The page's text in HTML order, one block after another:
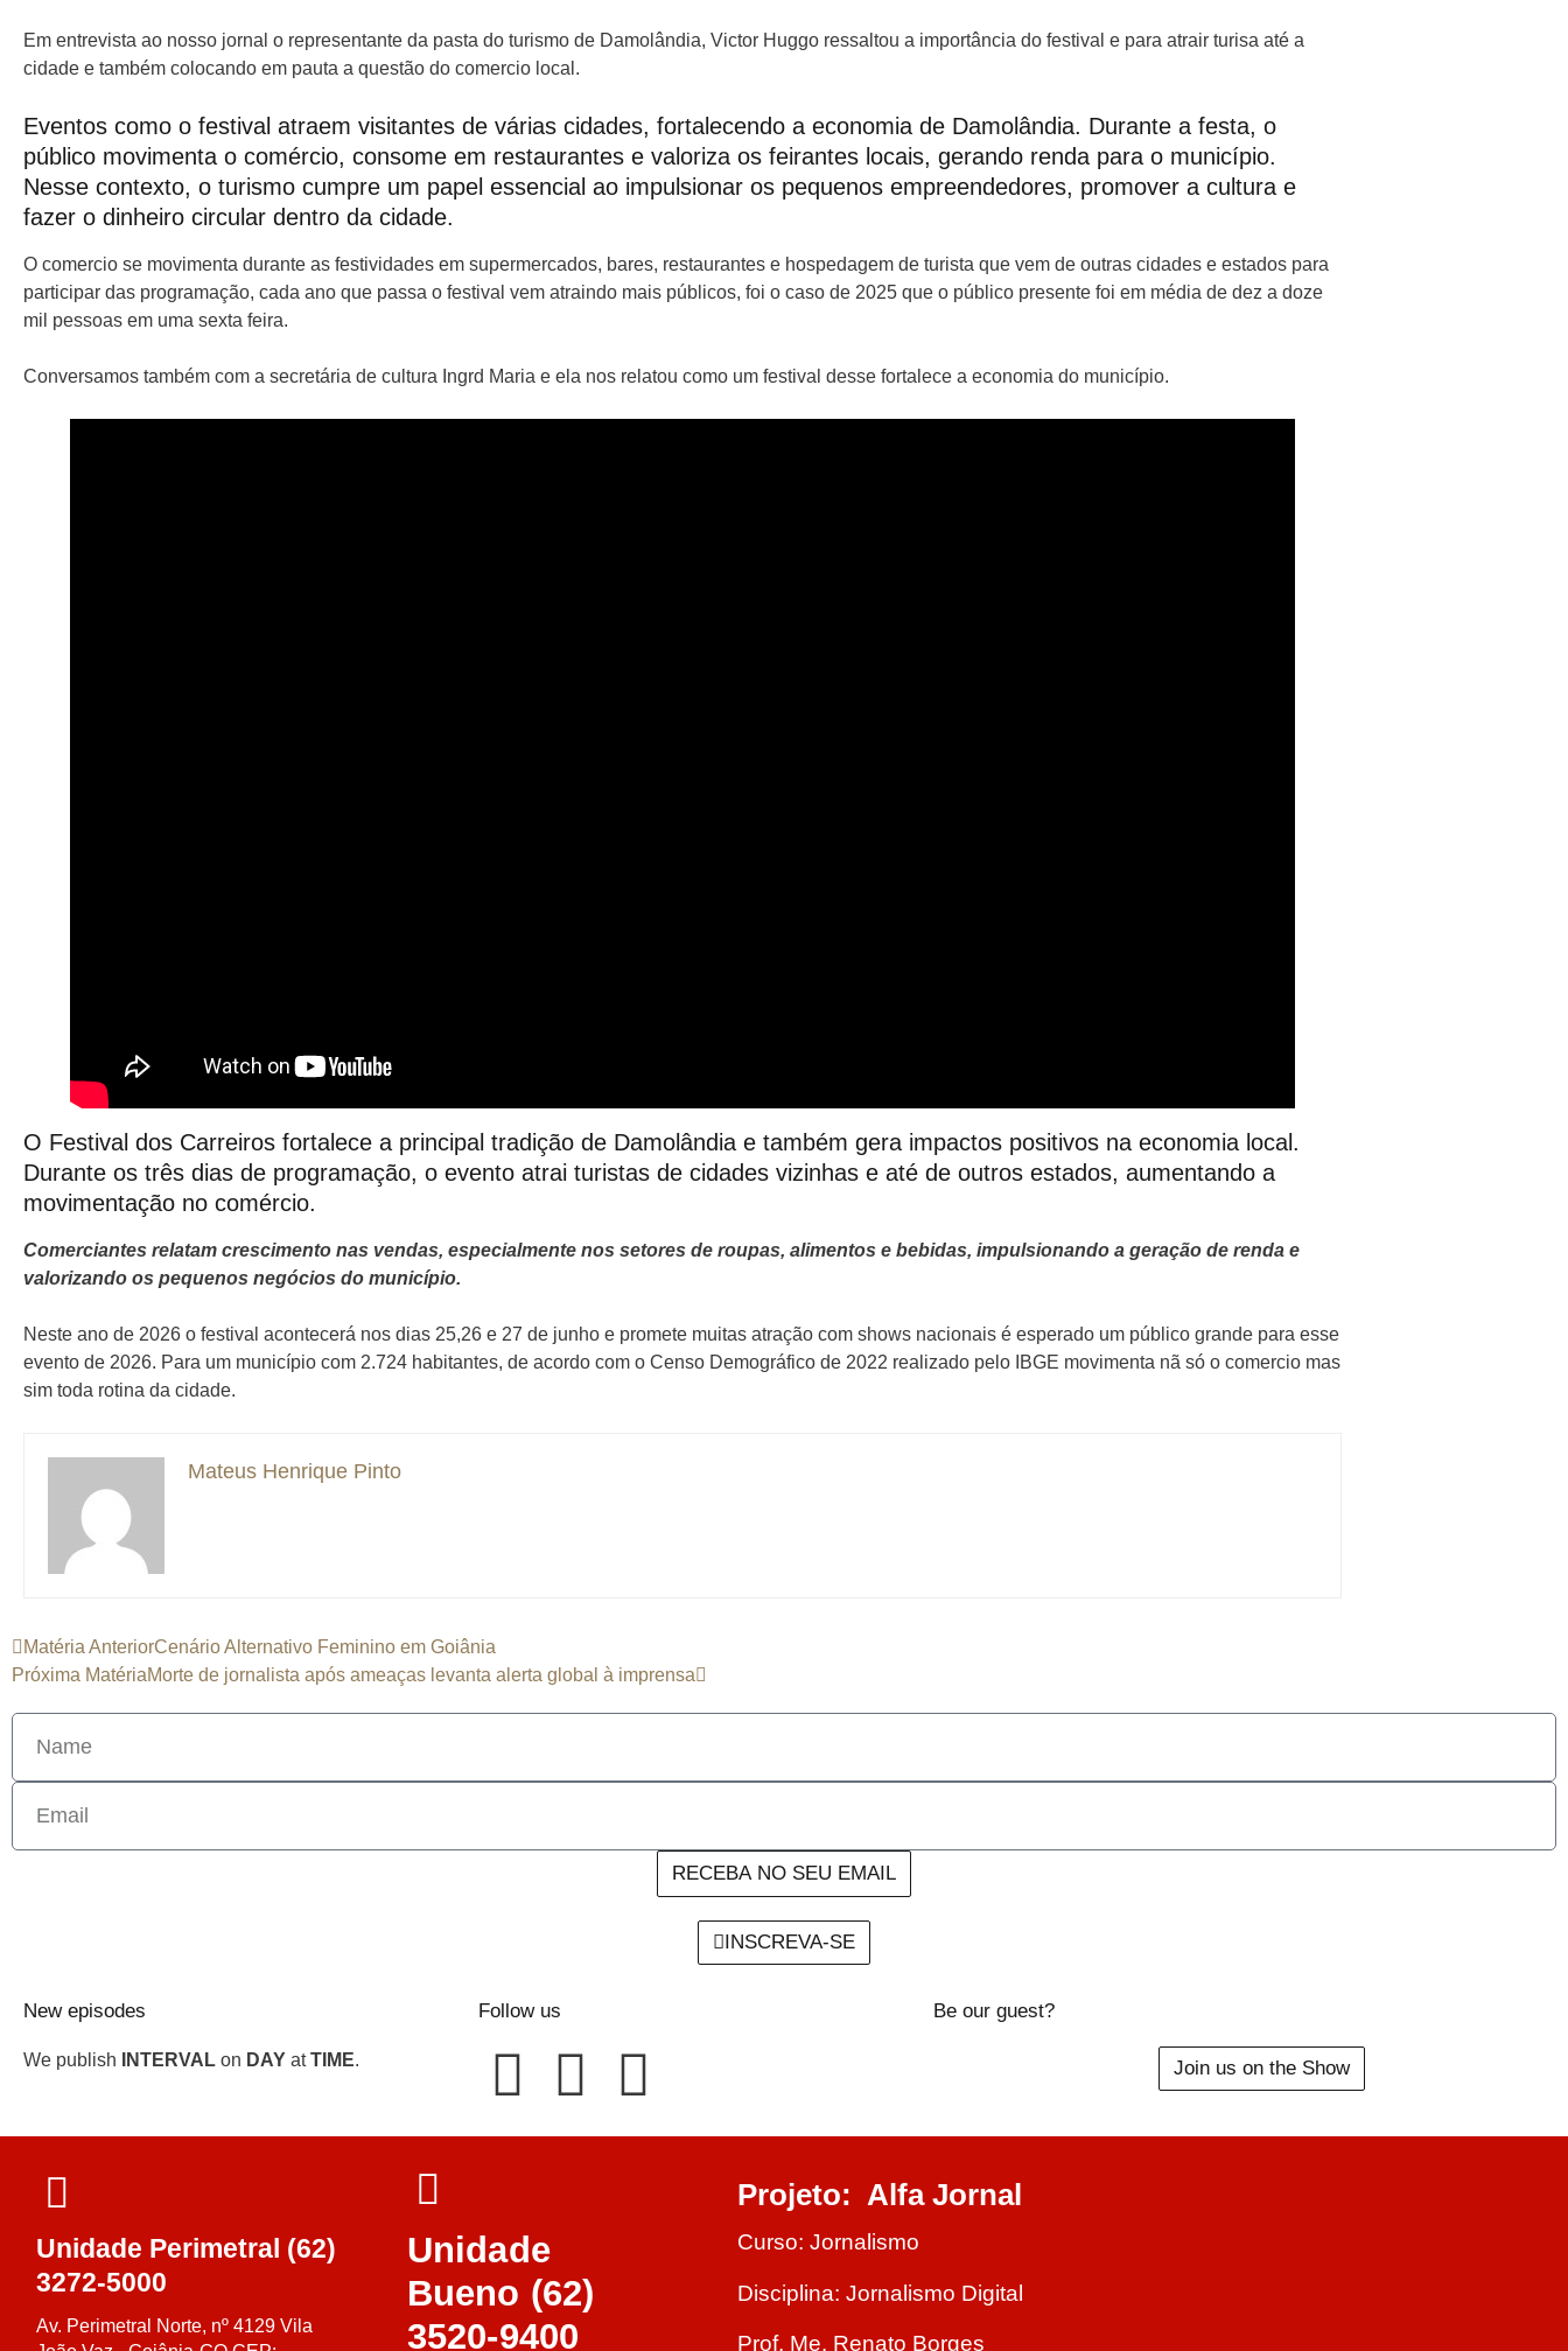
Em entrevista ao nosso jornal o representante da pasta do turismo de Damolândia, Victor Huggo ressaltou a importância do festival e para atrair turisa até a
cidade e também colocando em pauta a questão do comercio local.
Eventos como o festival atraem visitantes de várias cidades, fortalecendo a economia de Damolândia. Durante a festa, o
público movimenta o comércio, consome em restaurantes e valoriza os feirantes locais, gerando renda para o município.
Nesse contexto, o turismo cumpre um papel essencial ao impulsionar os pequenos empreendedores, promover a cultura e
fazer o dinheiro circular dentro da cidade.
O comercio se movimenta durante as festividades em supermercados, bares, restaurantes e hospedagem de turista que vem de outras cidades e estados para
participar das programação, cada ano que passa o festival vem atraindo mais públicos, foi o caso de 2025 que o público presente foi em média de dez a doze
mil pessoas em uma sexta feira.
Conversamos também com a secretária de cultura Ingrd Maria e ela nos relatou como um festival desse fortalece a economia do município.
O Festival dos Carreiros fortalece a principal tradição de Damolândia e também gera impactos positivos na economia local.
Durante os três dias de programação, o evento atrai turistas de cidades vizinhas e até de outros estados, aumentando a
movimentação no comércio.
Comerciantes relatam crescimento nas vendas, especialmente nos setores de roupas, alimentos e bebidas, impulsionando a geração de renda e
valorizando os pequenos negócios do município.
Neste ano de 2026 o festival acontecerá nos dias 25,26 e 27 de junho e promete muitas atração com shows nacionais é esperado um público grande para esse
evento de 2026. Para um município com 2.724 habitantes, de acordo com o Censo Demográfico de 2022 realizado pelo IBGE movimenta nã só o comercio mas
sim toda rotina da cidade.
Mateus Henrique Pinto
Matéria AnteriorCenário Alternativo Feminino em Goiânia
Próxima MatériaMorte de jornalista após ameaças levanta alerta global à imprensa
RECEBA NO SEU EMAIL
INSCREVA-SE
New episodes
We publish INTERVAL on DAY atTIME.
Follow us Be our guest?
Join us on the Show
Unidade Perimetral (62)
3272-5000
Av. Perimetral Norte, nº 4129 Vila
Unidade
Bueno (62)
3520-9400
Projeto: Alfa Jornal
Curso: Jornalismo
Disciplina: Jornalismo Digital
Prof. Me. Renato Borges